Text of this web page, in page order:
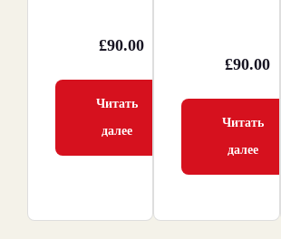
£90.00
Читать
далее
£90.00
Читать
далее